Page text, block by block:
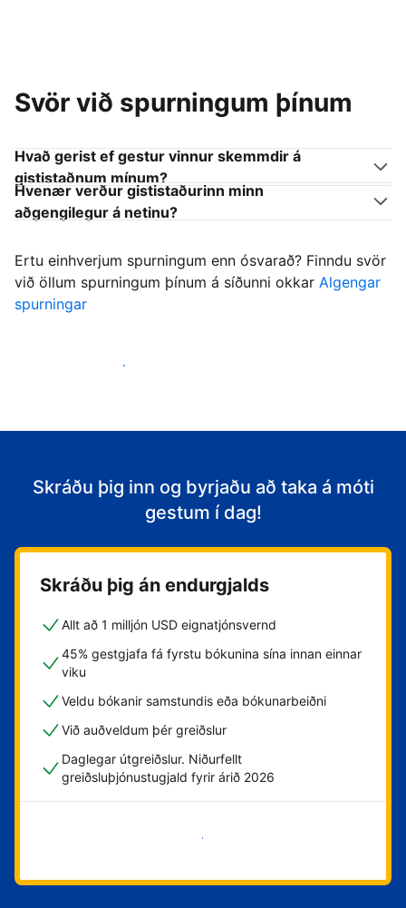
Svör við spurningum þínum
Hvað gerist ef gestur vinnur skemmdir á
gististaðnum mínum?
Hvenær verður gististaðurinn minn
aðgengilegur á netinu?
Ertu einhverjum spurningum enn ósvarað? Finndu svör
við öllum spurningum þínum á síðunni okkar Algengar
spurningar
Byrja að taka á móti gestum
Skráðu þig inn og byrjaðu að taka á móti
gestum í dag!
Skráðu þig án endurgjalds
Allt að 1 milljón USD eignatjónsvernd
45% gestgjafa fá fyrstu bókunina sína innan einnar
viku
Veldu bókanir samstundis eða bókunarbeiðni
Við auðveldum þér greiðslur
Daglegar útgreiðslur. Niðurfellt
greiðsluþjónustugjald fyrir árið 2026
Byrja núna